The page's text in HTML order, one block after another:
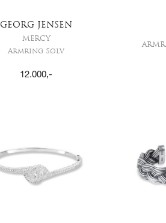
GEORG JENSEN
MERCY
Armring Sølv
12.000,-